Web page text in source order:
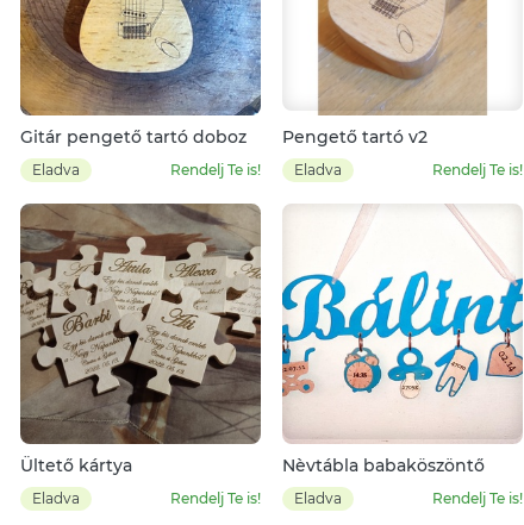
Gitár pengető tartó doboz
Eladva Rendelj Te is!
Pengető tartó v2
Eladva Rendelj Te is!
Ültető kártya
Eladva Rendelj Te is!
Nèvtábla babaköszöntő
Eladva Rendelj Te is!